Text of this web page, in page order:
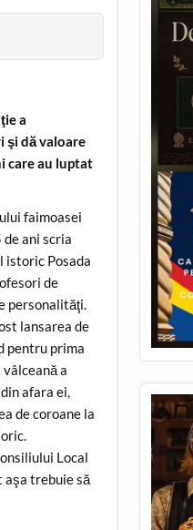
a
şi dă valoare
care au luptat
faimoasei
ani scria
istoric Posada
de
personalităţi.
lansarea de
pentru prima
a
afara ei,
de coroane la
Local
aşa trebuie să